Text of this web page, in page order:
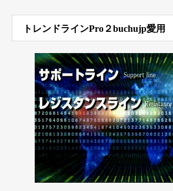
トレンドラインPro２buchujp愛用